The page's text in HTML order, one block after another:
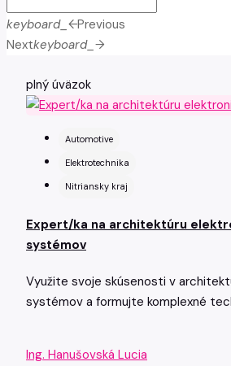
keyboard_arrow_leftPrevious
Nextkeyboard_arrow_right
plný úväzok
Automotive
Elektrotechnika
Nitriansky kraj
Expert/ka na architektúru
systémov
Využite svoje skúsenosti v
systémov a formujte komplexné
Ing. Hanušovská Lucia